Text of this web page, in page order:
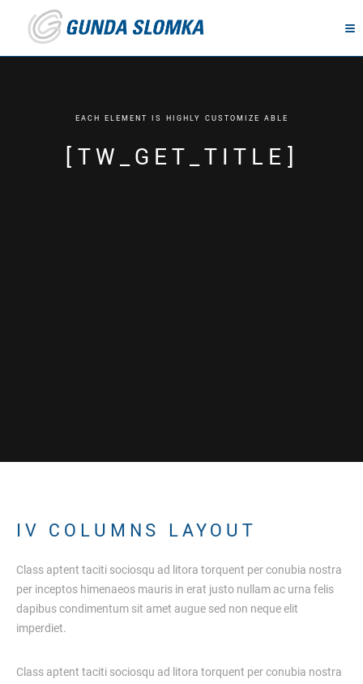
EACH ELEMENT I S HI GHLY CUS TOMI ZE ABLE
[ TW_G ET_T I T L E ]
I V C O LU M NS LAYO UT
Class aptent taciti sociosqu ad litora torquent per conubia nostra
per inceptos himenaeos mauris in erat justo nullam ac urna felis
dapibus condimentum sit amet augue sed non neque elit
imperdiet.
Class aptent taciti sociosqu ad litora torquent per conubia nostra